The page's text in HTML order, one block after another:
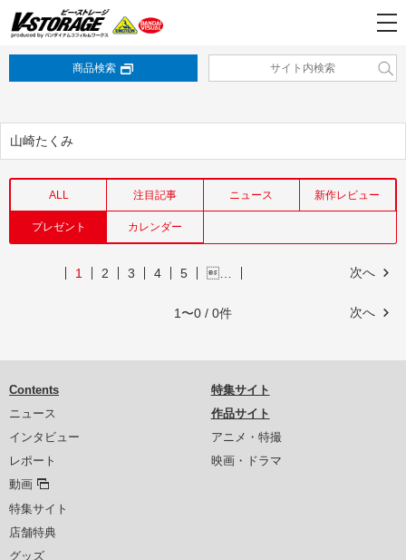
商品検索
山崎たくみ
ALL 注目記事 ニュース 新作レビュー
プレゼント カレンダー
次へ
1 2 3 4 5 …
次へ
1〜0 / 0件
Contents
ニュース
インタビュー
レポート
動画
特集サイト
店舗特典
グッズ
特集サイト
作品サイト
アニメ・特撮
映画・ドラマ